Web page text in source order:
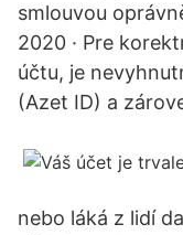
smlouvou
2020 · Pre
účtu, je
(Azet ID) a
nebo láká z lidí